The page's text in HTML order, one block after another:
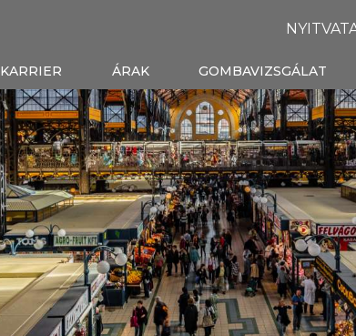
KARRIER ÁRAK GOMBAVIZSGÁLAT